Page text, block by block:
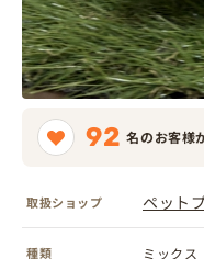
92 名のお客様
取扱ショップ ペット
種類 ミックス